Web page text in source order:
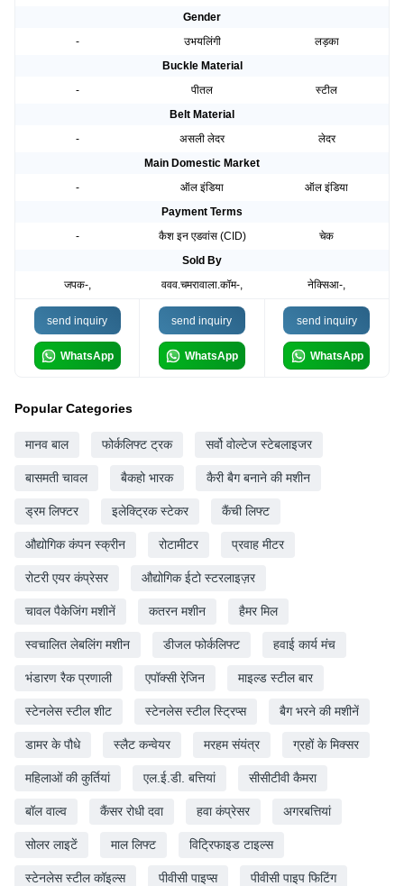
Gender
-
उभयलिंगी
लड़का
Buckle Material
-
पीतल
स्टील
Belt Material
-
असली लेदर
लेदर
Main Domestic Market
-
ऑल इंडिया
ऑल इंडिया
Payment Terms
-
कैश इन एडवांस (CID)
चेक
Sold By
जपक-,
ववव.चमरावाला.कॉम-, नेक्सिआ-,
send inquiry
WhatsApp
send inquiry
WhatsApp
send inquiry
WhatsApp
Popular Categories
मानव बाल फोर्कलिफ्ट ट्रक सर्वो वोल्टेज स्टेबलाइजर
बासमती चावल बैकहो भारक कैरी बैग बनाने की मशीन
ड्रम लिफ्टर इलेक्ट्रिक स्टेकर कैंची लिफ्ट
औद्योगिक कंपन स्क्रीन रोटामीटर प्रवाह मीटर
रोटरी एयर कंप्रेसर औद्योगिक ईटो स्टरलाइज़र
चावल पैकेजिंग मशीनें कतरन मशीन हैमर मिल
स्वचालित लेबलिंग मशीन डीजल फोर्कलिफ्ट हवाई कार्य मंच
भंडारण रैक प्रणाली एपॉक्सी रेजि़न माइल्ड स्टील बार
स्टेनलेस स्टील शीट स्टेनलेस स्टील स्ट्रिप्स बैग भरने की मशीनें
डामर के पौधे स्लैट कन्वेयर मरहम संयंत्र ग्रहों के मिक्सर
महिलाओं की कुर्तियां एल.ई.डी. बत्तियां सीसीटीवी कैमरा
बॉल वाल्व कैंसर रोधी दवा हवा कंप्रेसर अगरबत्तियां
सोलर लाइटें माल लिफ्ट विट्रिफाइड टाइल्स
स्टेनलेस स्टील कॉइल्स पीवीसी पाइप्स पीवीसी पाइप फिटिंग